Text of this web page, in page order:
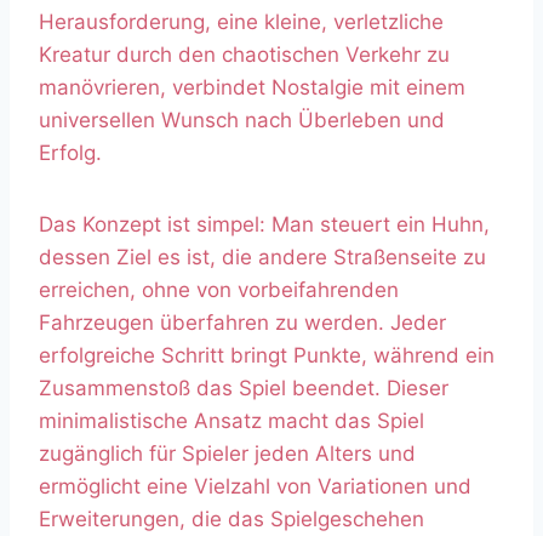
Herausforderung, eine kleine, verletzliche
Kreatur durch den chaotischen Verkehr zu
manövrieren, verbindet Nostalgie mit einem
universellen Wunsch nach Überleben und
Erfolg.
Das Konzept ist simpel: Man steuert ein Huhn,
dessen Ziel es ist, die andere Straßenseite zu
erreichen, ohne von vorbeifahrenden
Fahrzeugen überfahren zu werden. Jeder
erfolgreiche Schritt bringt Punkte, während ein
Zusammenstoß das Spiel beendet. Dieser
minimalistische Ansatz macht das Spiel
zugänglich für Spieler jeden Alters und
ermöglicht eine Vielzahl von Variationen und
Erweiterungen, die das Spielgeschehen